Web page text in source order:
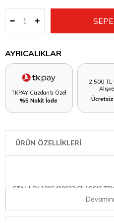
AYRICALIKLAR
TKPAY Cüzdan'a Özel
%5 Nakit İade
2.500 TL
ÜRÜN ÖZELLİKLERİ
STANLEY 1006439033 CLASSIC